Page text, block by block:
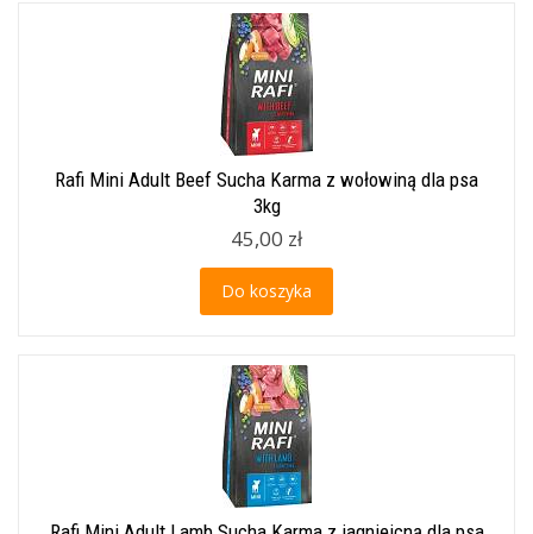
Rafi Mini Adult Beef Sucha Karma z wołowiną dla psa
3kg
45,00 zł
Do koszyka